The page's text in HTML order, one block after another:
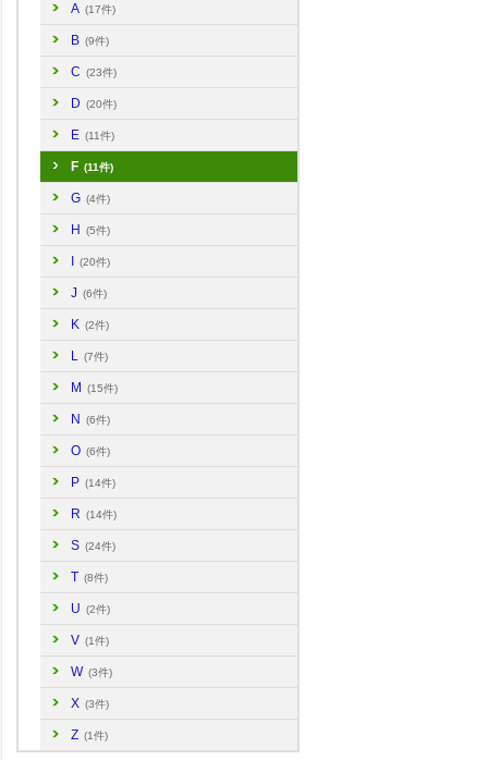
A (17件)
B (9件)
C (23件)
D (20件)
E (11件)
F (11件)
G (4件)
H (5件)
(20件)
J (6件)
K (2件)
L (7件)
M (15件)
N (6件)
O (6件)
P (14件)
R (14件)
S (24件)
T (8件)
U (2件)
V (1件)
W (3件)
X (3件)
Z (1件)